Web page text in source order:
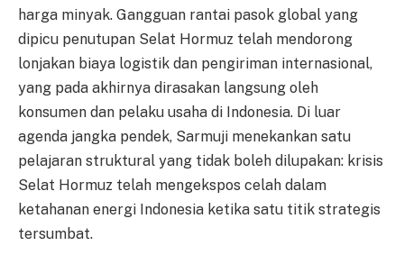
harga minyak. Gangguan rantai pasok global yang
dipicu penutupan Selat Hormuz telah mendorong
lonjakan biaya logistik dan pengiriman internasional,
yang pada akhirnya dirasakan langsung oleh
konsumen dan pelaku usaha di Indonesia. Di luar
agenda jangka pendek, Sarmuji menekankan satu
pelajaran struktural yang tidak boleh dilupakan: krisis
Selat Hormuz telah mengekspos celah dalam
ketahanan energi Indonesia ketika satu titik strategis
tersumbat.